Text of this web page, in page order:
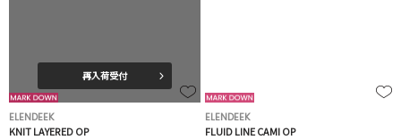
再入荷受付
ELENDEEK
KNIT LAYERED OP
ELENDEEK
FLUID LINE CAMI OP